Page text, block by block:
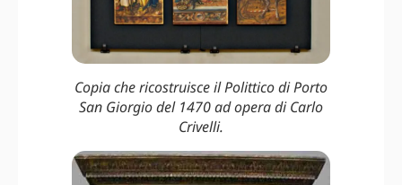
Copia che ricostruisce il Polittico di Porto
San Giorgio del 1470 ad opera di Carlo
Crivelli.